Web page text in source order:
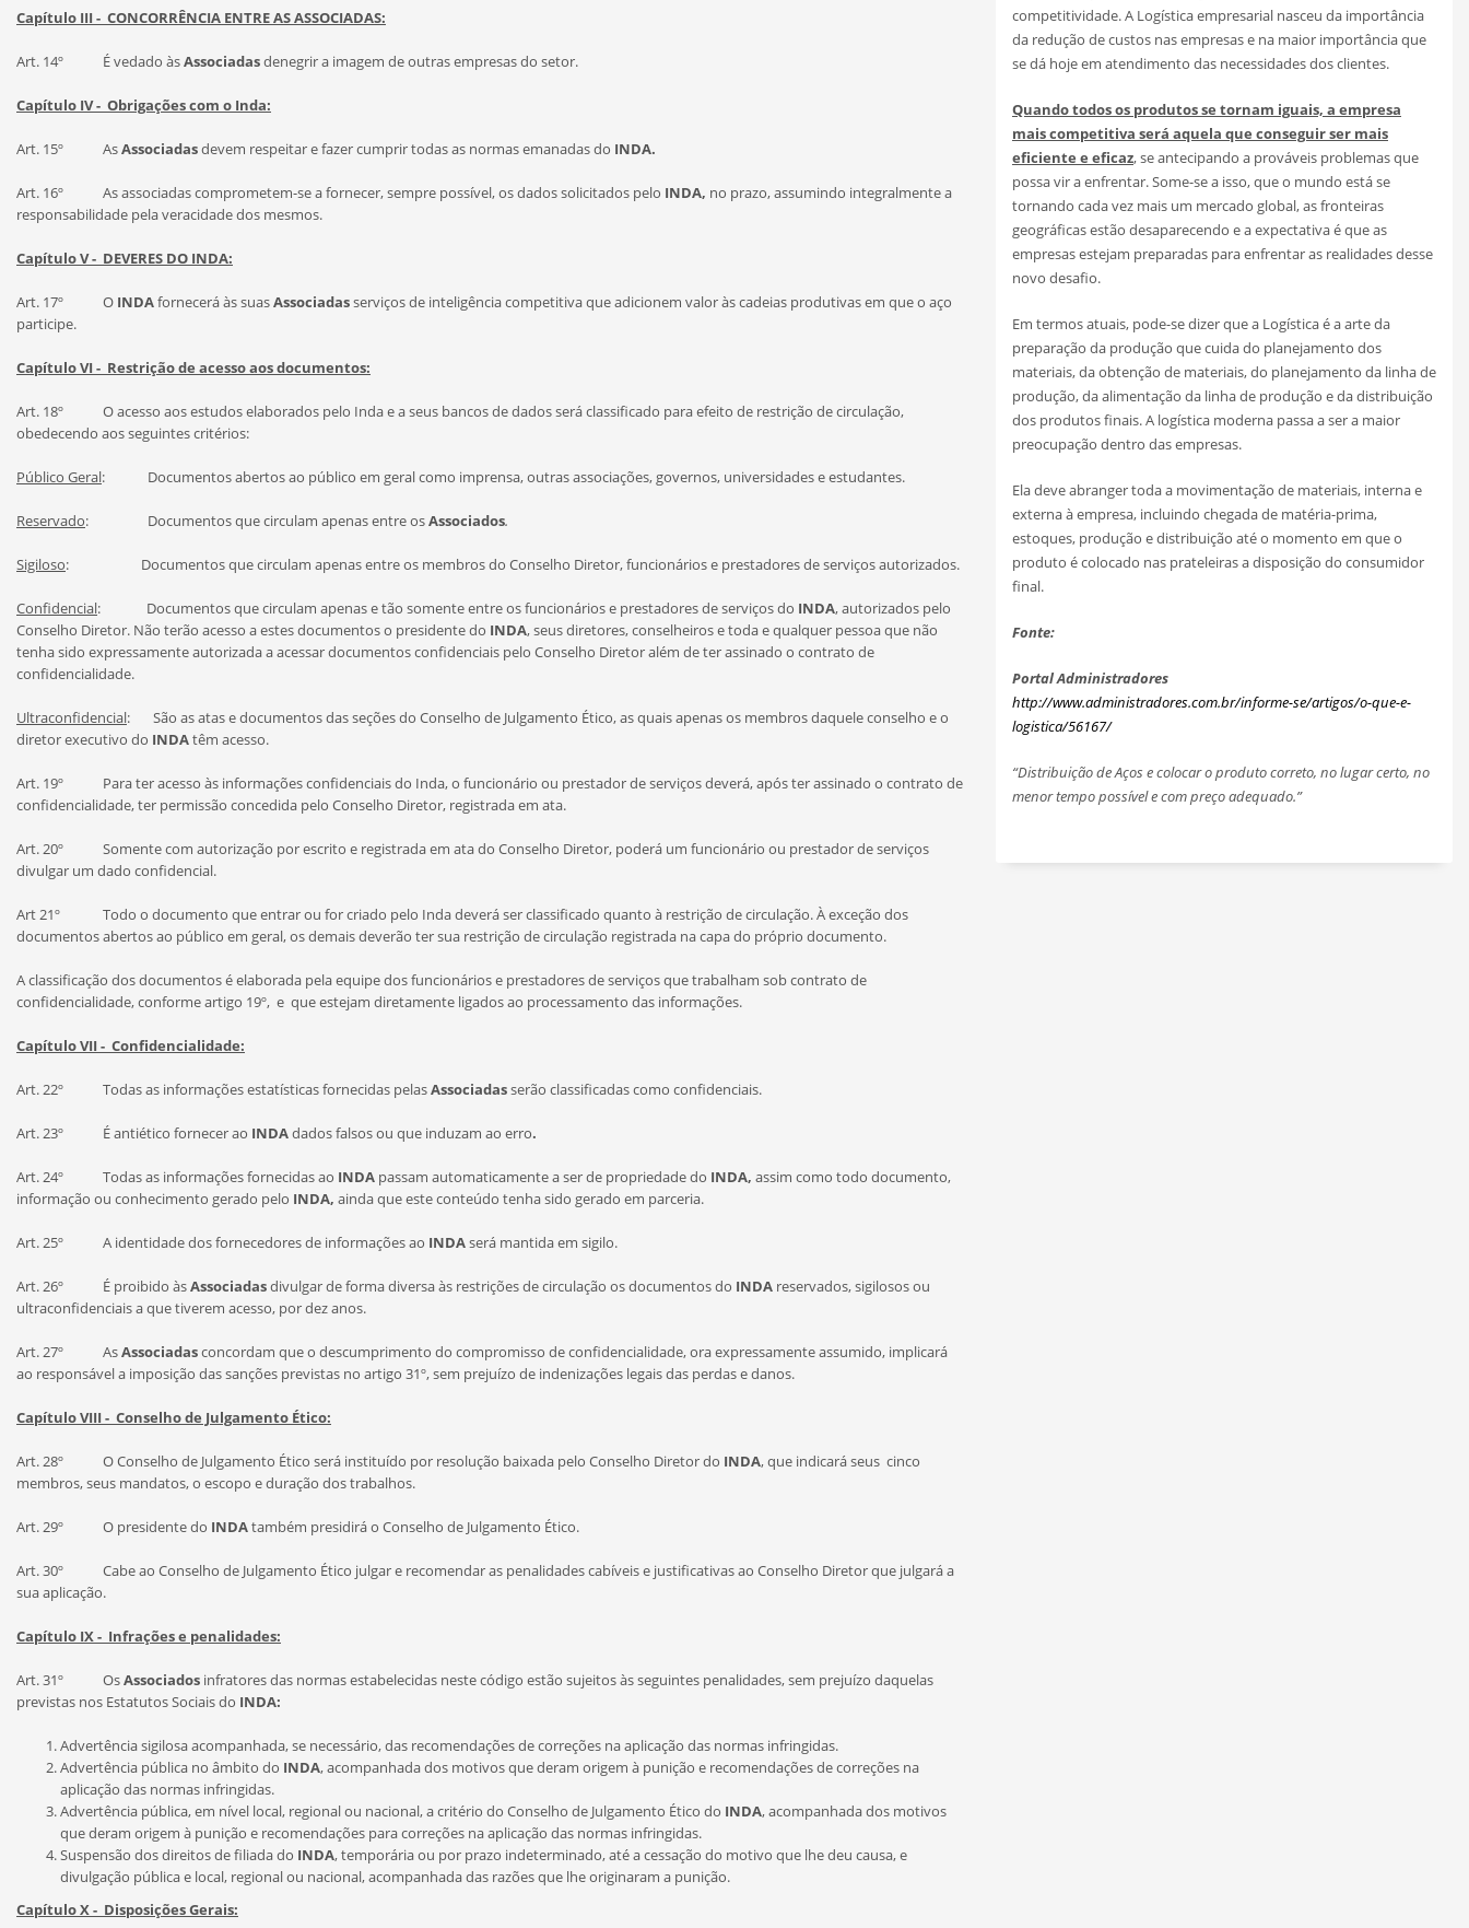
Capítulo III - CONCORRÊNCIA ENTRE AS ASSOCIADAS:
Art. 14º É vedado àsAssociadasdenegrir a imagem de outras empresas do setor.
Capítulo IV - Obrigações com o Inda:
Art. 15º AsAssociadasdevem respeitar e fazer cumprir todas as normas emanadas do INDA.
Art. 16º As associadas comprometem-se a fornecer, sempre possível, os dados solicitados pelo INDA, no prazo, assumindo integralmente a
responsabilidade pela veracidade dos mesmos.
Capítulo V - DEVERES DO INDA:
Art. 17º O INDAfornecerá às suasAssociadasserviços de inteligência competitiva que adicionem valor às cadeias produtivas em que o aço
participe.
Capítulo VI - Restrição de acesso aos documentos:
Art. 18º O acesso aos estudos elaborados pelo Inda e a seus bancos de dados será classificado para efeito de restrição de circulação,
obedecendo aos seguintes critérios:
Público Geral: Documentos abertos ao público em geral como imprensa, outras associações, governos, universidades e estudantes.
Reservado: Documentos que circulam apenas entre osAssociados.
Sigiloso: Documentos que circulam apenas entre os membros do Conselho Diretor, funcionários e prestadores de serviços autorizados.
Confidencial: Documentos que circulam apenas e tão somente entre os funcionários e prestadores de serviços do INDA, autorizados pelo
Conselho Diretor. Não terão acesso a estes documentos o presidente do INDA, seus diretores, conselheiros e toda e qualquer pessoa que não
tenha sido expressamente autorizada a acessar documentos confidenciais pelo Conselho Diretor além de ter assinado o contrato de
confidencialidade.
Ultraconfidencial: São as atas e documentos das seções do Conselho de Julgamento Ético, as quais apenas os membros daquele conselho e o
diretor executivo do INDAtêm acesso.
Art. 19º Para ter acesso às informações confidenciais do Inda, o funcionário ou prestador de serviços deverá, após ter assinado o contrato de
confidencialidade, ter permissão concedida pelo Conselho Diretor, registrada em ata.
Art. 20º Somente com autorização por escrito e registrada em ata do Conselho Diretor, poderá um funcionário ou prestador de serviços
divulgar um dado confidencial.
Art 21º Todo o documento que entrar ou for criado pelo Inda deverá ser classificado quanto à restrição de circulação. À exceção dos
documentos abertos ao público em geral, os demais deverão ter sua restrição de circulação registrada na capa do próprio documento.
A classificação dos documentos é elaborada pela equipe dos funcionários e prestadores de serviços que trabalham sob contrato de
confidencialidade, conforme artigo 19º, e que estejam diretamente ligados ao processamento das informações.
Capítulo VII - Confidencialidade:
Art. 22º Todas as informações estatísticas fornecidas pelasAssociadasserão classificadas como confidenciais.
Art. 23º É antiético fornecer ao INDAdados falsos ou que induzam ao erro.
Art. 24º Todas as informações fornecidas ao INDA passam automaticamente a ser de propriedade do INDA, assim como todo documento,
informação ou conhecimento gerado pelo INDA, ainda que este conteúdo tenha sido gerado em parceria.
Art. 25º A identidade dos fornecedores de informações ao INDAserá mantida em sigilo.
Art. 26º É proibido àsAssociadasdivulgar de forma diversa às restrições de circulação os documentos do INDA reservados, sigilosos ou
ultraconfidenciais a que tiverem acesso, por dez anos.
Art. 27º AsAssociadasconcordam que o descumprimento do compromisso de confidencialidade, ora expressamente assumido, implicará
ao responsável a imposição das sanções previstas no artigo 31º, sem prejuízo de indenizações legais das perdas e danos.
Capítulo VIII - Conselho de Julgamento Ético:
Art. 28º O Conselho de Julgamento Ético será instituído por resolução baixada pelo Conselho Diretor do INDA, que indicará seus cinco
membros, seus mandatos, o escopo e duração dos trabalhos.
Art. 29º O presidente do INDAtambém presidirá o Conselho de Julgamento Ético.
Art. 30º Cabe ao Conselho de Julgamento Ético julgar e recomendar as penalidades cabíveis e justificativas ao Conselho Diretor que julgará a
sua aplicação.
Capítulo IX - Infrações e penalidades:
Art. 31º OsAssociados infratores das normas estabelecidas neste código estão sujeitos às seguintes penalidades, sem prejuízo daquelas
previstas nos Estatutos Sociais do INDA:
Advertência sigilosa acompanhada, se necessário, das recomendações de correções na aplicação das normas infringidas.
Advertência pública no âmbito do INDA, acompanhada dos motivos que deram origem à punição e recomendações de correções na
aplicação das normas infringidas.
Advertência pública, em nível local, regional ou nacional, a critério do Conselho de Julgamento Ético do INDA, acompanhada dos motivos
que deram origem à punição e recomendações para correções na aplicação das normas infringidas.
Suspensão dos direitos de filiada do INDA, temporária ou por prazo indeterminado, até a cessação do motivo que lhe deu causa, e
divulgação pública e local, regional ou nacional, acompanhada das razões que lhe originaram a punição.
Capítulo X - Disposições Gerais:
competitividade. A Logística empresarial nasceu da importância
da redução de custos nas empresas e na maior importância que
se dá hoje em atendimento das necessidades dos clientes.
Quando todos os produtos se tornam iguais, a empresa
mais competitiva será aquela que conseguir ser mais
eficiente e eficaz, se antecipando a prováveis problemas que
possa vir a enfrentar. Some-se a isso, que o mundo está se
tornando cada vez mais um mercado global, as fronteiras
geográficas estão desaparecendo e a expectativa é que as
empresas estejam preparadas para enfrentar as realidades desse
novo desafio.
Em termos atuais, pode-se dizer que a Logística é a arte da
preparação da produção que cuida do planejamento dos
materiais, da obtenção de materiais, do planejamento da linha de
produção, da alimentação da linha de produção e da distribuição
dos produtos finais. A logística moderna passa a ser a maior
preocupação dentro das empresas.
Ela deve abranger toda a movimentação de materiais, interna e
externa à empresa, incluindo chegada de matéria-prima,
estoques, produção e distribuição até o momento em que o
produto é colocado nas prateleiras a disposição do consumidor
final.
Fonte:
Portal Administradores
http://www.administradores.com.br/informe-se/artigos/o-que-e-
logistica/56167/
“Distribuição de Aços e colocar o produto correto, no lugar certo, no
menor tempo possível e com preço adequado.”